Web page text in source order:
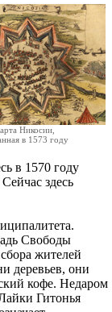
Никосии,
в 1573 году
в 1570 году
здесь
Свободы
жителей
деревьев, они
кофе. Недаром
Гитонья